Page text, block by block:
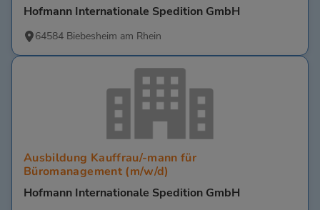
Hofmann Internationale Spedition GmbH
64584 Biebesheim am Rhein
Ausbildung Kauffrau/-mann für
Büromanagement (m/w/d)
Hofmann Internationale Spedition GmbH